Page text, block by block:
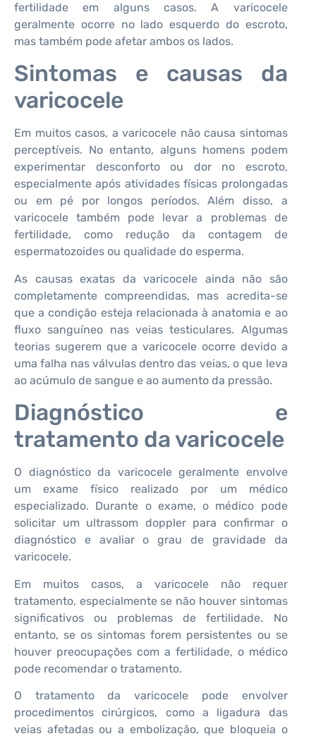
fertilidade em alguns casos. A varicocele
geralmente ocorre no lado esquerdo do escroto,
mas também pode afetar ambos os lados.
Sintomas e causas da
varicocele
Em muitos casos, a varicocele não causa sintomas
perceptíveis. No entanto, alguns homens podem
experimentar desconforto ou dor no escroto,
especialmente após atividades físicas prolongadas
ou em pé por longos períodos. Além disso, a
varicocele também pode levar a problemas de
fertilidade, como redução da contagem de
espermatozoides ou qualidade do esperma.
As causas exatas da varicocele ainda não são
completamente compreendidas, mas acredita-se
que a condição esteja relacionada à anatomia e ao
fluxo sanguíneo nas veias testiculares. Algumas
teorias sugerem que a varicocele ocorre devido a
uma falha nas válvulas dentro das veias, o que leva
ao acúmulo de sangue e ao aumento da pressão.
Diagnóstico e
tratamento da varicocele
O diagnóstico da varicocele geralmente envolve
um exame físico realizado por um médico
especializado. Durante o exame, o médico pode
solicitar um ultrassom doppler para confirmar o
diagnóstico e avaliar o grau de gravidade da
varicocele.
Em muitos casos, a varicocele não requer
tratamento, especialmente se não houver sintomas
significativos ou problemas de fertilidade. No
entanto, se os sintomas forem persistentes ou se
houver preocupações com a fertilidade, o médico
pode recomendar o tratamento.
O tratamento da varicocele pode envolver
procedimentos cirúrgicos, como a ligadura das
veias afetadas ou a embolização, que bloqueia o